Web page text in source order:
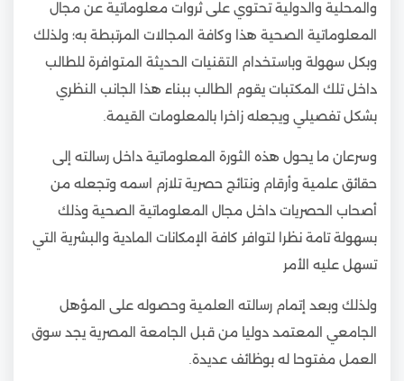
والمحلية والدولية تحتوي على ثروات معلوماتية عن مجال
المعلوماتية الصحية هذا وكافة المجالات المرتبطة به؛ ولذلك
وبكل سهولة وباستخدام التقنيات الحديثة المتوافرة للطالب
داخل تلك المكتبات يقوم الطالب ببناء هذا الجانب النظري
بشكل تفصيلي ويجعله زاخرا بالمعلومات القيمة.
وسرعان ما يحول هذه الثورة المعلوماتية داخل رسالته إلى
حقائق علمية وأرقام ونتائج حصرية تلازم اسمه وتجعله من
أصحاب الحصريات داخل مجال المعلوماتية الصحية وذلك
بسهولة تامة نظرا لتوافر كافة الإمكانات المادية والبشرية التي
تسهل عليه الأمر
ولذلك وبعد إتمام رسالته العلمية وحصوله على المؤهل
الجامعي المعتمد دوليا من قبل الجامعة المصرية يجد سوق
العمل مفتوحا له بوظائف عديدة.